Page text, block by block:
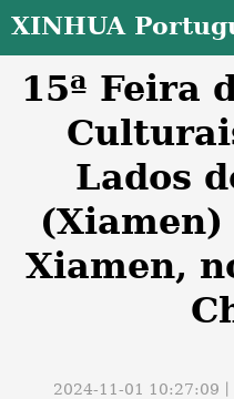
XINHUA
15ª Feira
Lados
(Xiamen)
Xiamen,
2024-11-01 10:27:09